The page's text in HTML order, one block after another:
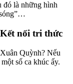
đó là những hình
nối tri thức
Quỳnh? Nếu
số ca khúc ấy.